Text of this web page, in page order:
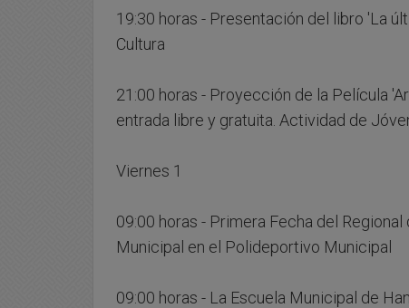
19:30 horas - Presentación del libro 'La
Cultura
21:00 horas - Proyección de la Película
entrada libre y gratuita. Actividad de
Viernes 1
09:00 horas - Primera Fecha del
Municipal en el Polideportivo Municipal
09:00 horas - La Escuela Municipal de